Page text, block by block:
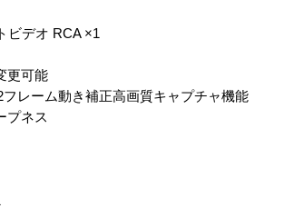
ビデオ RCA ×1
更可能
レーム動き補正高画質キャプチャ機能
プネス